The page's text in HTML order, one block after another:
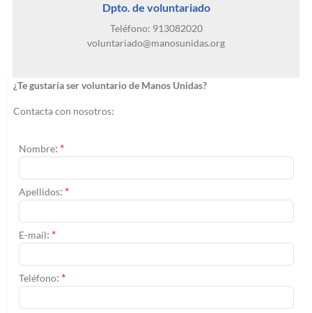
Dpto. de voluntariado
Teléfono: 913082020
voluntariado@manosunidas.org
¿Te gustaría ser voluntario de Manos Unidas?
Contacta con nosotros:
Nombre: *
Apellidos: *
E-mail: *
Teléfono: *